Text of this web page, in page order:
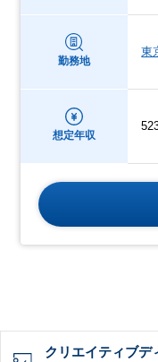
勤務地
東
想定年収
クリエイティブデ